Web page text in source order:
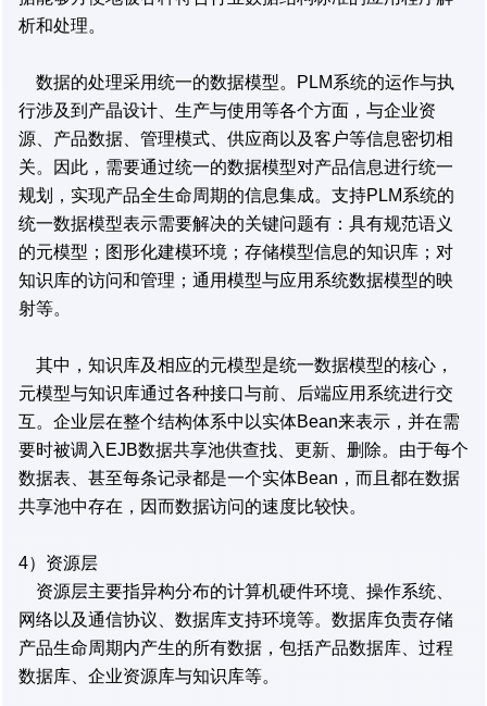
析和处理。
数据的处理采用统一的数据模型。PLM系统的运作与执
行涉及到产晶设计、生产与使用等各个方面，与企业资
源、产品数据、管理模式、供应商以及客户等信息密切相
关。因此，需要通过统一的数据模型对产品信息进行统一
规划，实现产品全生命周期的信息集成。支持PLM系统的
统一数据模型表示需要解决的关键问题有：具有规范语义
的元模型；图形化建模环境；存储模型信息的知识库；对
知识库的访问和管理；通用模型与应用系统数据模型的映
射等。
其中，知识库及相应的元模型是统一数据模型的核心，
元模型与知识库通过各种接口与前、后端应用系统进行交
互。企业层在整个结构体系中以实体Bean来表示，并在需
要时被调入EJB数据共享池供查找、更新、删除。由于每个
数据表、甚至每条记录都是一个实体Bean，而且都在数据
共享池中存在，因而数据访问的速度比较快。
4）资源层
资源层主要指异构分布的计算机硬件环境、操作系统、
网络以及通信协议、数据库支持环境等。数据库负责存储
产品生命周期内产生的所有数据，包括产品数据库、过程
数据库、企业资源库与知识库等。